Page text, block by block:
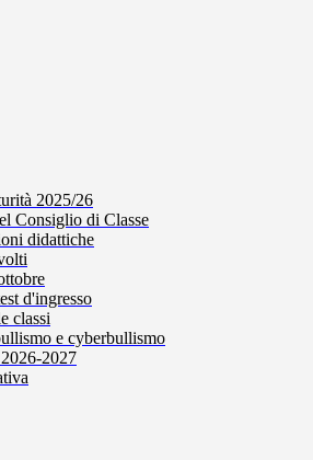
2025/26
Consiglio di Classe
didattiche
d'ingresso
classi
e cyberbullismo
2027